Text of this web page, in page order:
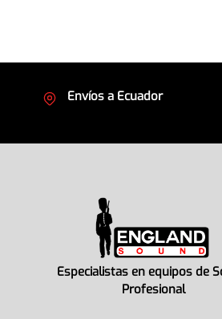
Envíos a Ecuador
Especialistas en equipos de
Profesional